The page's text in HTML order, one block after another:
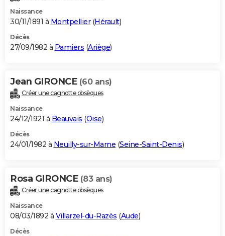
Naissance
30/11/1891 à Montpellier(Hérault)
Décès
27/09/1982 à Pamiers (Ariège)
Jean GIRONCE (60 ans)
Créer une cagnotte obsèques
Naissance
24/12/1921 à Beauvais (Oise)
Décès
24/01/1982 à Neuilly-sur-Marne (Seine-Saint-Denis)
Rosa GIRONCE (83 ans)
Créer une cagnotte obsèques
Naissance
08/03/1892 à Villarzel-du-Razès (Aude)
Décès